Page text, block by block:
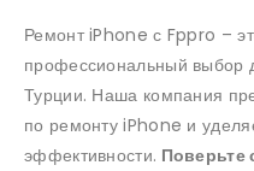
Ремонт iPhone с Fppro –
профессиональный выбор
Турции. Наша компания
по ремонту iPhone и
эффективности.